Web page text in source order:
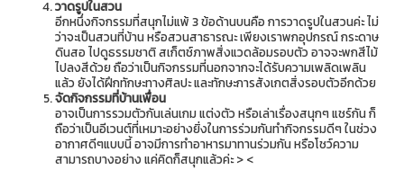
วาดรูปในสวน
อีกหนึ่งกิจกรรมที่สนุกไม่แพ้ 3 ข้อด้านบนคือ การวาดรูปในสวนค่ะ ไม่
ว่าจะเป็นสวนที่บ้าน หรือสวนสาธารณะ เพียงเราพกอุปกรณ์ กระดาษ
ดินสอ ไปดูธรรมชาติ สเก็ตช์ภาพสิ่งแวดล้อมรอบตัว อาจจะพกสีไม้
ไปลงสีด้วย ถือว่าเป็นกิจกรรมที่นอกจากจะได้รับความเพลิดเพลิน
แล้ว ยังได้ฝึกทักษะทางศิลปะ และทักษะการสังเกตสิ่งรอบตัวอีกด้วย
จัดกิจกรรมที่บ้านเพื่อน
อาจเป็นการรวมตัวกันเล่นเกม แต่งตัว หรือเล่าเรื่องสนุกๆ แชร์กัน ก็
ถือว่าเป็นอีเวนต์ที่เหมาะอย่างยิ่งในการร่วมกันทำกิจกรรมดีๆ ในช่วง
อากาศดีๆแบบนี้ อาจมีการทำอาหารมาทานร่วมกัน หรือโชว์ความ
สามารถบางอย่าง แค่คิดก็สนุกแล้วค่ะ > <